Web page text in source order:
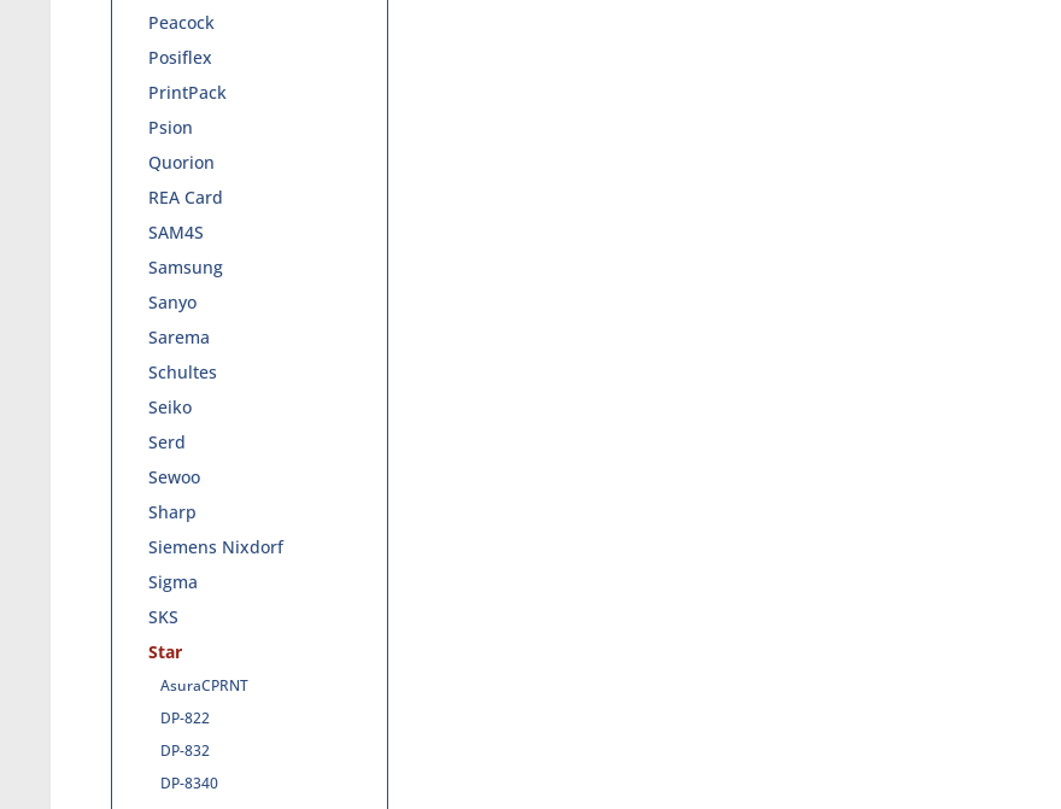
Peacock
Posiflex
PrintPack
Psion
Quorion
REA Card
SAM4S
Samsung
Sanyo
Sarema
Schultes
Seiko
Serd
Sewoo
Sharp
Siemens Nixdorf
Sigma
SKS
Star
AsuraCPRNT
DP-822
DP-832
DP-8340